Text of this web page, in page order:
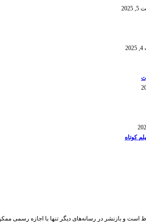
است و بازنشر در رسانه‌های دیگر تنها با اجازه رسمی